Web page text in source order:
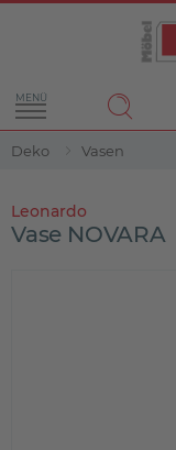
MENÜ
Deko Vasen
Leonardo
Vase NOVARA